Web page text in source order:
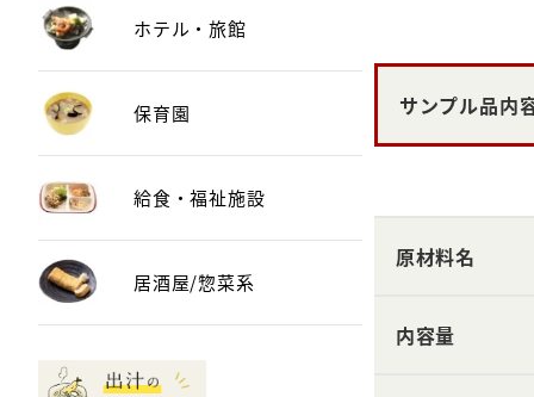
サンプル品内
原材料名
内容量
ホテル・旅館
保育園
給食・福祉施設
居酒屋/惣菜系